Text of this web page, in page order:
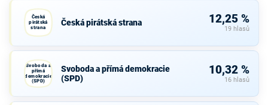
Česká
pirátská
strana
Česká pirátská strana 12,25 %
19 hlasů
Svoboda a
přímá
demokracie
(SPD)
Svoboda a přímá demokracie
(SPD)
10,32 %
16 hlasů